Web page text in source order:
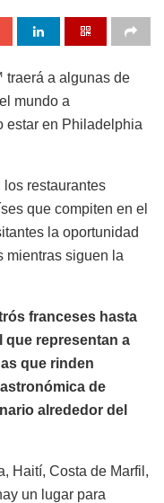
traerá a algunas de
mundo a
estar en Philadelphia
restaurantes
que compiten en el
la oportunidad
mientras siguen la
franceses hasta
que representan a
que rinden
de
alrededor del
Haití, Costa de Marfil,
un lugar para